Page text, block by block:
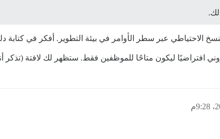
الاحتياطي عبر سطر الأوامر في بيئة التطوير. أفكر في كتابة
افتراضيًا ليكون متاحًا للموظفين فقط. ستظهر لك لافتة (تذكر